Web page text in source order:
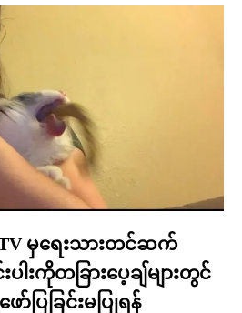
TV မှရေးသားတင်ဆက်
းကိုတခြားပေ့ချ်များတွင်
ာ်ပြခြင်းမပြုရန်